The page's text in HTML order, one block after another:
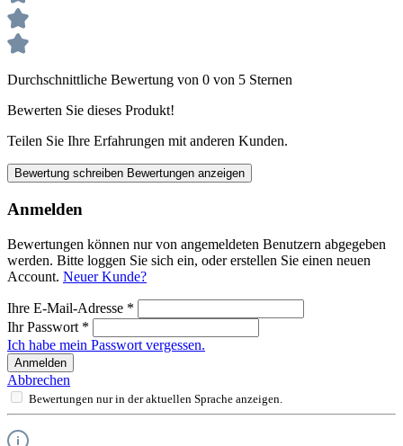
Durchschnittliche Bewertung von 0 von 5 Sternen
Bewerten Sie dieses Produkt!
Teilen Sie Ihre Erfahrungen mit anderen Kunden.
Bewertung schreiben Bewertungen anzeigen
Anmelden
Bewertungen können nur von angemeldeten Benutzern abgegeben
werden. Bitte loggen Sie sich ein, oder erstellen Sie einen neuen
Account. Neuer Kunde?
Ihre E-Mail-Adresse *
Ihr Passwort *
Ich habe mein Passwort vergessen.
Anmelden
Abbrechen
Bewertungen nur in der aktuellen Sprache anzeigen.